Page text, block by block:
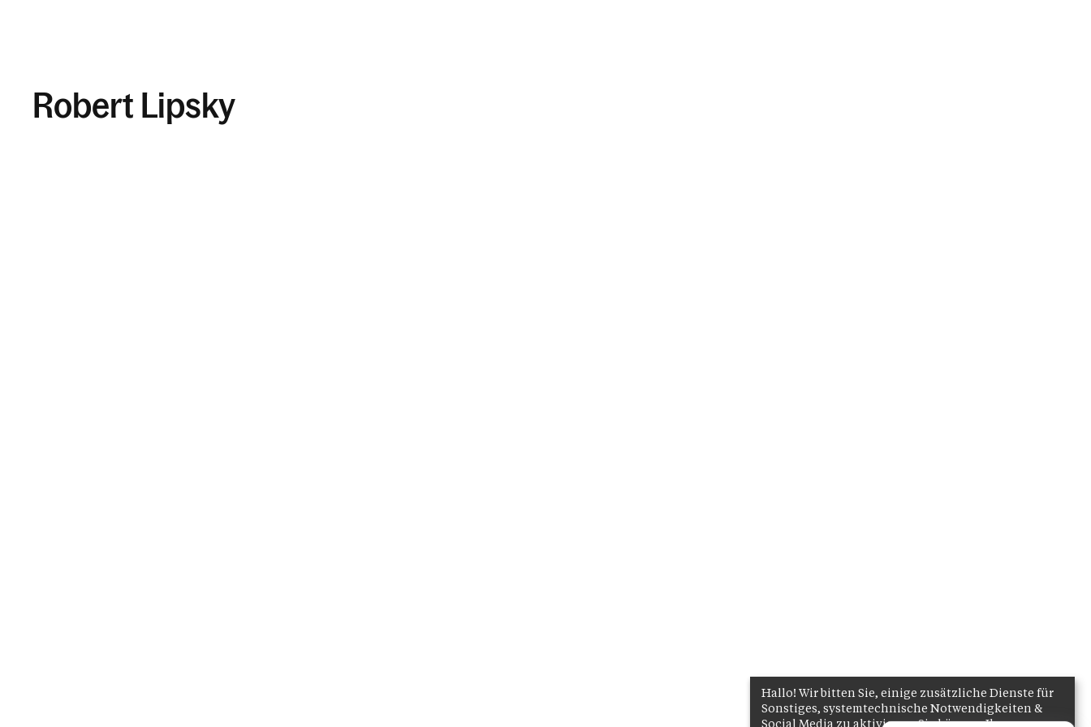
Robert Lipsky
Hallo! Wir bitten Sie, einige zusätzliche Dienste für
Sonstiges, systemtechnische Notwendigkeiten &
Social Media zu aktivieren. Sie können Ihre